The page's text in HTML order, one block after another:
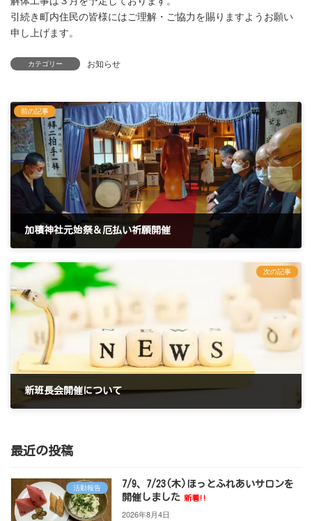
引続き町内住民の皆様にはご理解・ご協力を賜りますようお願い
申し上げます。
カテゴリー お知らせ
前の記事
加積神社元始祭＆厄払い祈願開催
次の記事
新班長会開催について
最近の投稿
活動報告
7/9、7/23(木)ほっとふれあいサロンを
開催しました 新着!!
2026年8月4日